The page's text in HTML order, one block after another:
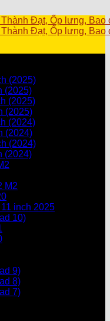
hàng.
(2025)
(2025)
(2025)
(2025)
(2024)
(2024)
(2024)
(2024)
M2
inch 2025
10)
9)
8)
7)